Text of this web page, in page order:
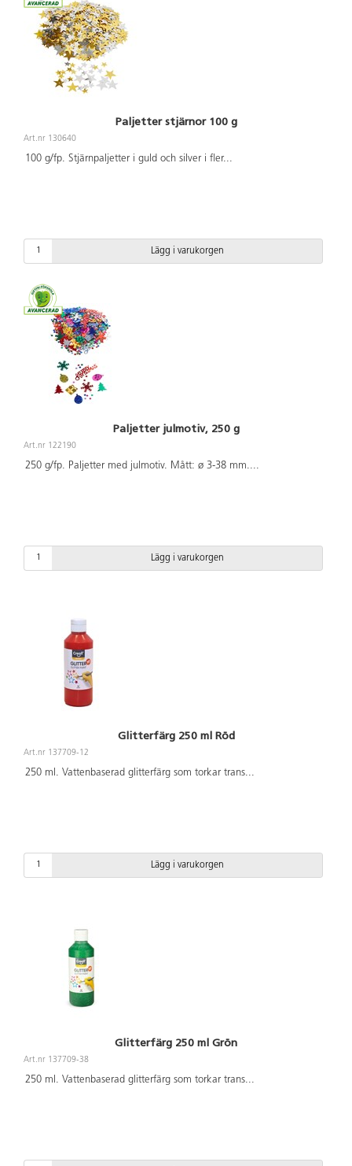
Paljetter stjärnor 100 g
Art.nr 130640
100 g/fp. Stjärnpaljetter i guld och silver i fler...
Lägg i varukorgen
Paljetter julmotiv, 250 g
Art.nr 122190
250 g/fp. Paljetter med julmotiv. Mått: ø 3-38 mm....
Lägg i varukorgen
Glitterfärg 250 ml Röd
Art.nr 137709-12
250 ml. Vattenbaserad glitterfärg som torkar trans...
Lägg i varukorgen
Glitterfärg 250 ml Grön
Art.nr 137709-38
250 ml. Vattenbaserad glitterfärg som torkar trans...